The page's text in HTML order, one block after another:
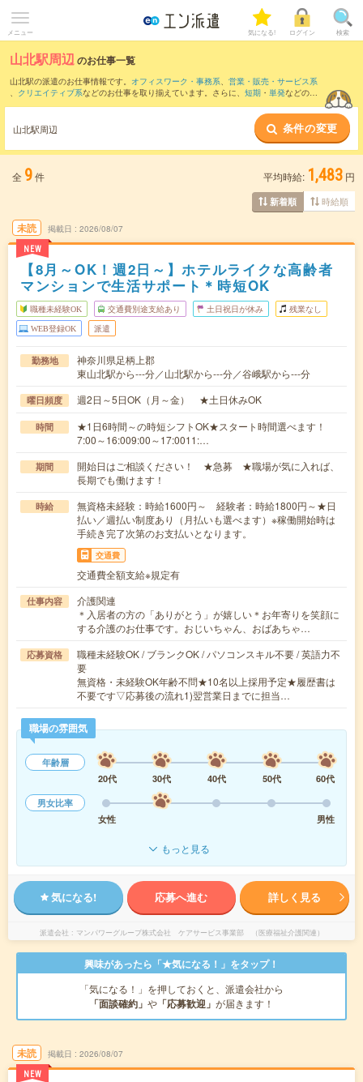
メニュー 気になる! ログイン 検索
山北駅周辺のお仕事一覧
山北駅の派遣のお仕事情報です。 オフィスワーク・事務系、 営業・販売・サービス系
、 クリエイティブ系などのお仕事を取り揃えています。さらに、 短期 ・ 単発などの期
また、小田原駅
など近隣駅のお仕事もご
確認いただけます。
山北駅周辺 条件の変更
全 9件 平均時給: 1,483 円
新着順 時給順
未読
NEW
掲載日 2026/08/07
【8月～OK！週2日～】ホテルライクな高齢者
マンションで生活サポート＊時短OK
職種未経験OK 交通費別途支給あり 土日祝日が休み 残業なし
WEB登録OK 派遣
勤務地
神奈川県足柄上郡
東山北駅から---分／山北駅から---分／谷峨駅から---分
曜日頻度 週2日～5日OK（月～金） ★土日休みOK
時間
★1日6時間～の時短シフトOK★スタート時間選べます！
7:00～16:009:00～17:0011:…
期間
開始日はご相談ください！ ★急募 ★職場が気に入れば、
長期でも働けます！
時給
無資格未経験：時給1600円～ 経験者：時給1800円～★日
払い／週払い制度あり（月払いも選べます）※稼働開始時は
手続き完了次第のお支払いとなります。
交通費
交通費全額支給※規定有
仕事内容
介護関連
＊入居者の方の「ありがとう」が嬉しい＊お年寄りを笑顔に
する介護のお仕事です。おじいちゃん、おばあちゃ…
応募資格
職種未経験OK / ブランクOK / パソコンスキル不要 / 英語力不
要
無資格・未経験OK年齢不問★10名以上採用予定★履歴書は
不要です▽応募後の流れ1)翌営業日までに担当…
職場の雰囲気
年齢層
20代
30代 40代 50代
60代
男女比率
女性
男性
もっと見る
気になる! 応募へ進む 詳しく見る
派遣会社 マンパワーグループ株式会社 ケアサービス事業部 （医療福祉介護関連）
興味があったら「★気になる！」をタップ！
「気になる！」を押しておくと、派遣会社から
「面談確約」 や 「応募歓迎」 が届きます！
未読
NEW
掲載日 2026/08/07